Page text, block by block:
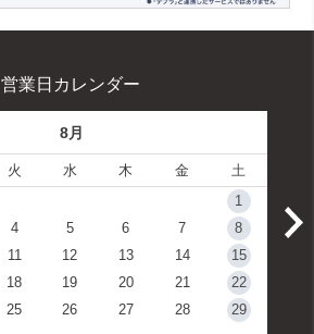
営業日カレンダー
8月
火 水 木 金
土
1
4 5 6 7
8
11 12 13 14
15
18 19 20 21
22
25 26 27 28
29